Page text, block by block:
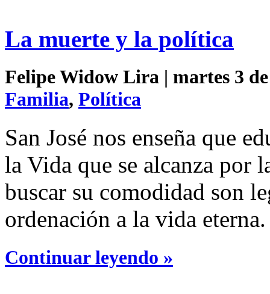
La muerte y la política
Felipe Widow Lira | martes 3
Familia, Política
San José nos enseña que
la Vida que se alcanza por
buscar su comodidad son
ordenación a la vida eterna.
Continuar leyendo »